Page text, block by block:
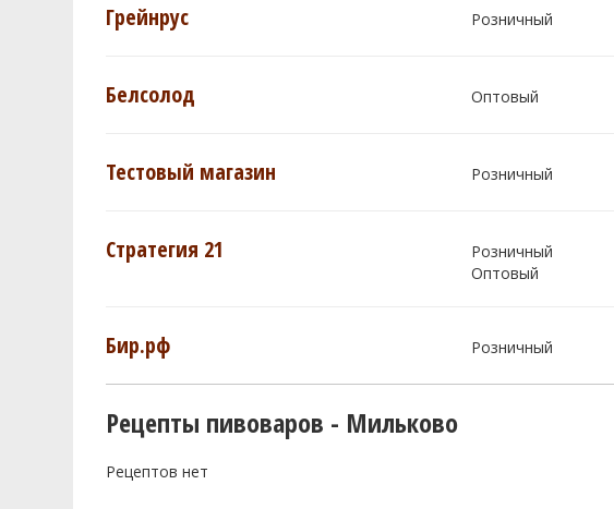
Грейнрус Розничный
Белсолод Оптовый
Тестовый магазин Розничный
Стратегия 21
Розничный
Оптовый
Бир.рф Розничный
Рецепты пивоваров - Мильково
Рецептов нет